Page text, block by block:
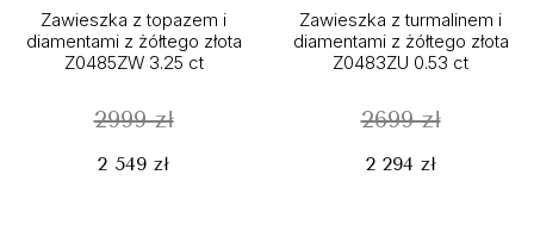
Zawieszka z topazem i
diamentami z żółtego złota
Z0485ZW 3.25 ct
2999 zł
2 549 zł
Zawieszka z turmalinem i
diamentami z żółtego złota
Z0483ZU 0.53 ct
2699 zł
2 294 zł